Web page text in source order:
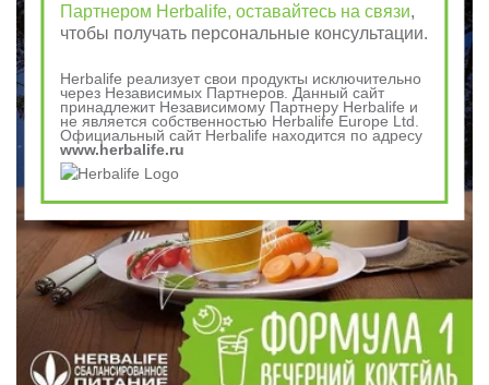
Партнером Herbalife, оставайтесь на связи,
чтобы получать персональные консультации.
Herbalife реализует свои продукты исключительно
через Независимых Партнеров. Данный сайт
принадлежит Независимому Партнеру Herbalife и
не является собственностью Herbalife Europe Ltd.
Официальный сайт Herbalife находится по адресу
www.herbalife.ru